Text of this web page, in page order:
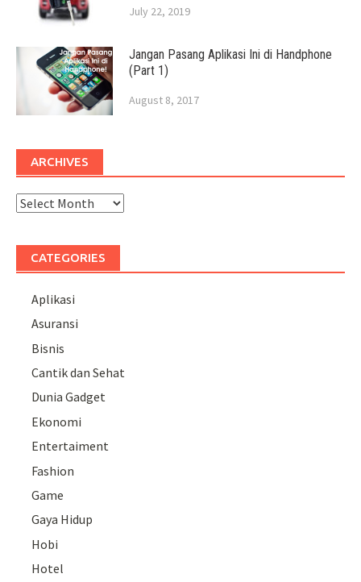
July 22, 2019
Jangan Pasang Aplikasi Ini di Handphone
(Part 1)
August 8, 2017
ARCHIVES
Archives
CATEGORIES
Aplikasi
Asuransi
Bisnis
Cantik dan Sehat
Dunia Gadget
Ekonomi
Entertaiment
Fashion
Game
Gaya Hidup
Hobi
Hotel